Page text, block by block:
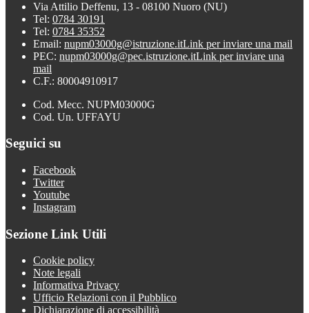
Via Attilio Deffenu, 13 - 08100 Nuoro (NU)
Tel: 0784 30191
Tel: 0784 35352
Email: nupm03000g@istruzione.itLink per inviare una mail
PEC: nupm03000g@pec.istruzione.itLink per inviare una
mail
C.F.: 80004910917
Cod. Mecc. NUPM03000G
Cod. Un. UFFAYU
Seguici su
Facebook
Twitter
Youtube
Instagram
Sezione Link Utili
Cookie policy
Note legali
Informativa Privacy
Ufficio Relazioni con il Pubblico
Dichiarazione di accessibilità